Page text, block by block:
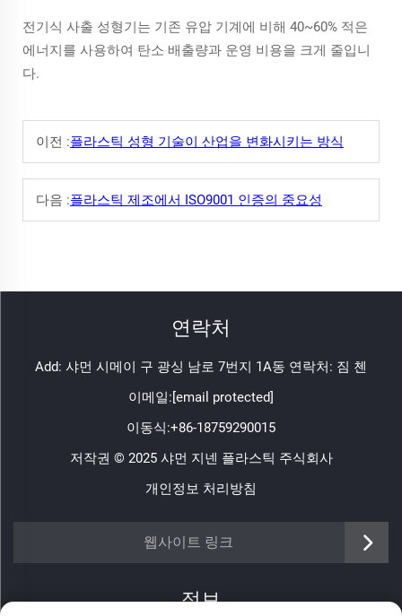
전기식 사출 성형기는 기존 유압 기계에 비해 40~60% 적은
에너지를 사용하여 탄소 배출량과 운영 비용을 크게 줄입니
다.
이전 :플라스틱 성형 기술이 산업을 변화시키는 방식
다음 :플라스틱 제조에서 ISO9001 인증의 중요성
연락처
Add: 샤먼 시메이 구 광싱 남로 7번지 1A동 연락처: 짐 첸
이메일:[email protected]
이동식:+86-18759290015
저작권 © 2025 샤먼 지넨 플라스틱 주식회사
개인정보 처리방침
웹사이트 링크
https://www.jinenplastic.com/service
정보